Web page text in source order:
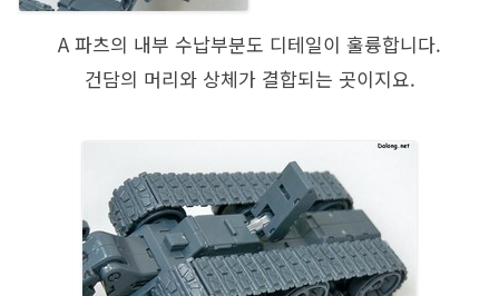
A 파츠의 내부 수납부분도 디테일이 훌륭합니다.
건담의 머리와 상체가 결합되는 곳이지요.